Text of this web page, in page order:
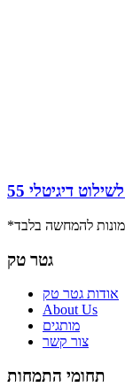
גטר טק
אודות גטר טק
About Us
מותגים
צור קשר
תחומי התמחות